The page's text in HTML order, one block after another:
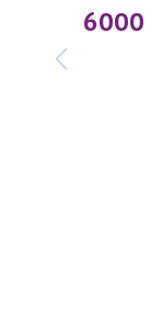
6000